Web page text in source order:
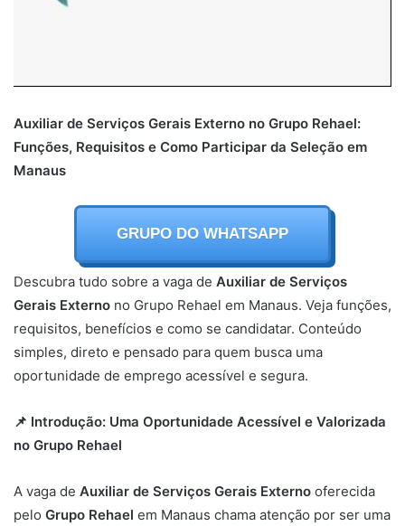
Auxiliar de Serviços Gerais Externo no Grupo Rehael:
Funções, Requisitos e Como Participar da Seleção em
Manaus
GRUPO DO WHATSAPP
Descubra tudo sobre a vaga de Auxiliar de Serviços
Gerais Externo no Grupo Rehael em Manaus. Veja funções,
requisitos, benefícios e como se candidatar. Conteúdo
simples, direto e pensado para quem busca uma
oportunidade de emprego acessível e segura.
📌 Introdução: Uma Oportunidade Acessível e Valorizada
no Grupo Rehael
A vaga de Auxiliar de Serviços Gerais Externo oferecida
pelo Grupo Rehael em Manaus chama atenção por ser uma